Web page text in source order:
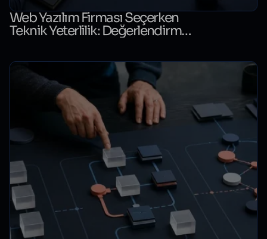
Web Yazılım Firması Seçerken
Teknik Yeterlilik: Değerlendirme